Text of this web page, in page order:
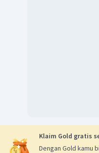
Klaim Gold gratis
Dengan Gold kamu